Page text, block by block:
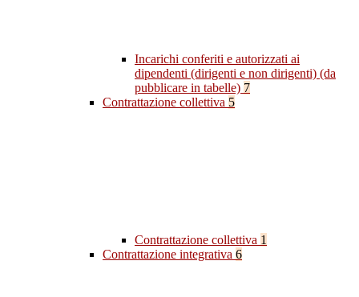
Incarichi conferiti e autorizzati ai
dipendenti (dirigenti e non dirigenti) (da
pubblicare in tabelle) 7
Contrattazione collettiva 5
Contrattazione collettiva 1
Contrattazione integrativa 6